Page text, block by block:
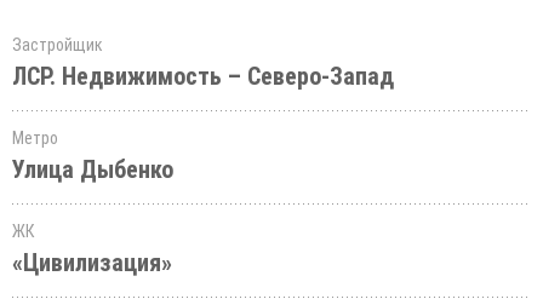
Застройщик
ЛСР. Недвижимость – Северо-Запад
Метро
Улица Дыбенко
ЖК
«Цивилизация»